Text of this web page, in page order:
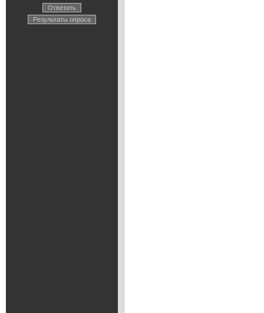
Ответить
Результаты опроса